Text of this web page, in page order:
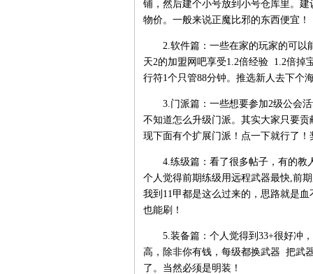
铺，然后建个小号放到小号仓库里。
物价。一般来说正魔比邪的东西便宜！
2.软件篇：一些在家的玩家的可以
天2的加盟网吧享受1.2倍经验 1.2倍掉
行符1个只管88分钟。推选新人去下个
3.门派篇：一些想要参加2级公会活
不知道怎么升级门派。其实大家只要
现下面有个扩展门派！点一下就行了！
4.练级篇：看了很多帖子，有的教人
个人觉得前期练级用远程武器最快,前
我到11甲都是这么过来的，思路就是
也能刷！
5.装备篇：个人觉得到33+很好冲，
高，除非你有钱，每级都换武器 把武
了。当然必须是明装！